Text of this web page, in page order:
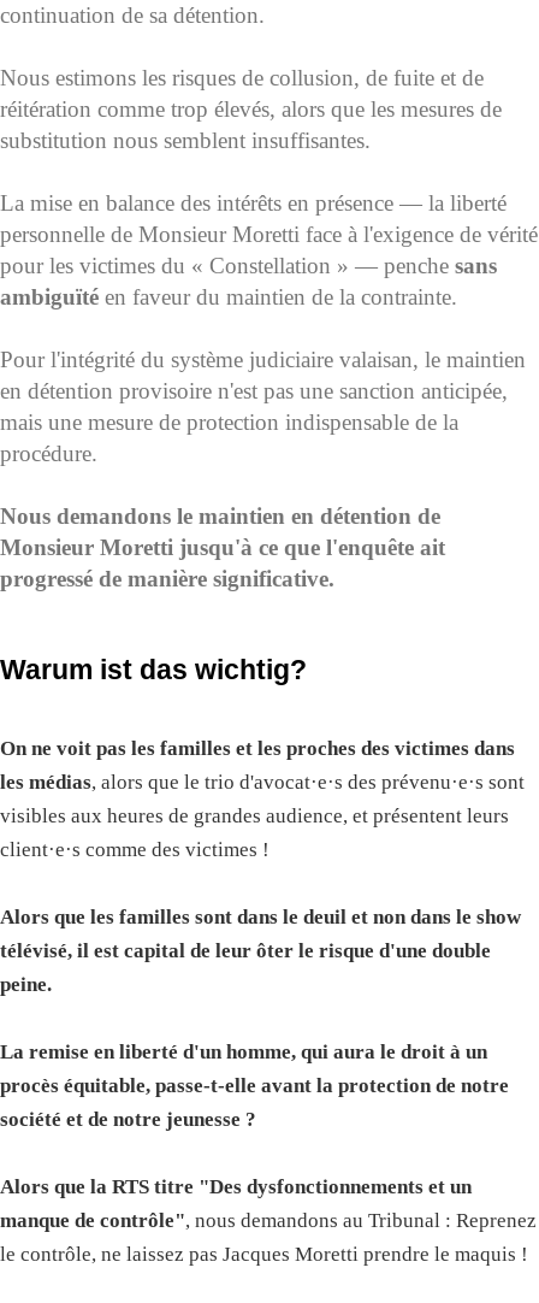
continuation de sa détention.
Nous estimons les risques de collusion, de fuite et de
réitération comme trop élevés, alors que les mesures de
substitution nous semblent insuffisantes.
La mise en balance des intérêts en présence — la liberté
personnelle de Monsieur Moretti face à l'exigence de vérité
pour les victimes du « Constellation » — penche sans
ambiguïté en faveur du maintien de la contrainte.
Pour l'intégrité du système judiciaire valaisan, le maintien
en détention provisoire n'est pas une sanction anticipée,
mais une mesure de protection indispensable de la
procédure.
Nous demandons le maintien en détention de
Monsieur Moretti jusqu'à ce que l'enquête ait
progressé de manière significative.
Warum ist das wichtig?
On ne voit pas les familles et les proches des victimes dans
les médias, alors que le trio d'avocat·e·s des prévenu·e·s sont
visibles aux heures de grandes audience, et présentent leurs
client·e·s comme des victimes !
Alors que les familles sont dans le deuil et non dans le show
télévisé, il est capital de leur ôter le risque d'une double
peine.
La remise en liberté d'un homme, qui aura le droit à un
procès équitable, passe-t-elle avant la protection de notre
société et de notre jeunesse ?
Alors que la RTS titre "Des dysfonctionnements et un
manque de contrôle", nous demandons au Tribunal : Reprenez
le contrôle, ne laissez pas Jacques Moretti prendre le maquis !